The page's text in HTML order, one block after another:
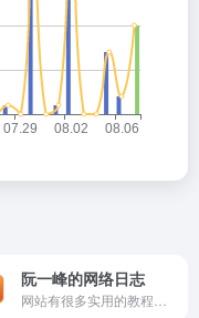
阮一峰的网络日志